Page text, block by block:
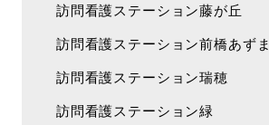
訪問看護ステーション藤が丘
訪問看護ステーション前橋あずま
訪問看護ステーション瑞穂
訪問看護ステーション緑